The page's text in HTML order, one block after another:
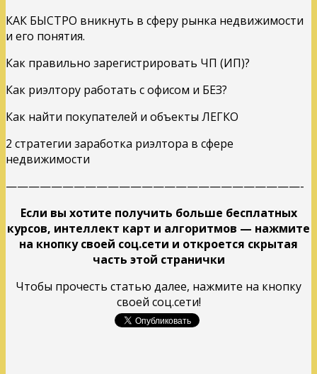
КАК БЫСТРО вникнуть в сферу рынка недвижимости
и его понятия.
Как правильно зарегистрировать ЧП (ИП)?
Как риэлтору работать с офисом и БЕЗ?
Как найти покупателей и объекты ЛЕГКО
2 cтратегии заработка риэлтора в сфере
недвижимости
——————————————————————————-
Если вы хотите получить больше бесплатных
курсов, интеллект карт и алгоритмов — нажмите
на кнопку своей соц.сети и откроется скрытая
часть этой странички
Чтобы прочесть статью далее, нажмите на кнопку
своей соц.сети!